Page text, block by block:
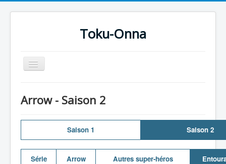
Toku-Onna
Basculer
la
Toku-Actrices
Toku-Critiques
Séries
Films
Arrow - Saison 2
Saison 1 Saison 2
Série Arrow Autres super-héros